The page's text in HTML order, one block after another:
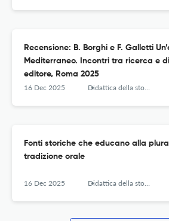
Recensione: B. Borghi e F. Galletti
Mediterraneo. Incontri tra ricerca e
editore, Roma 2025
16 Dec 2025 Didattica della storia – Journal of Research and Didactics of History
Fonti storiche che educano alla
tradizione orale
16 Dec 2025 Didattica della storia – Journal of Research and Didactics of History